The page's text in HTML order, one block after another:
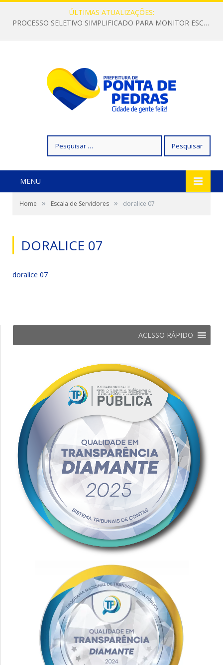
ÚLTIMAS ATUALIZAÇÕES:
PROCESSO SELETIVO SIMPLIFICADO PARA MONITOR ESCOLAR
por:
MENU
Home » Escala de Servidores » doralice 07
DORALICE 07
doralice 07
ACESSO RÁPIDO